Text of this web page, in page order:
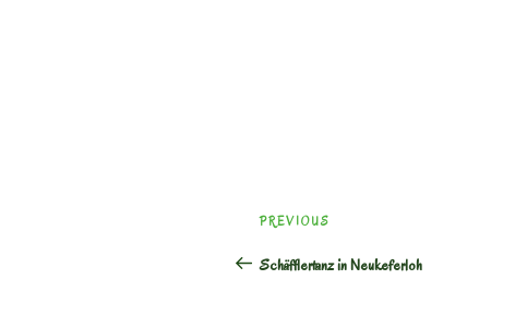
Previous
PREVIOUS
Schäfflertanz in Neukeferloh